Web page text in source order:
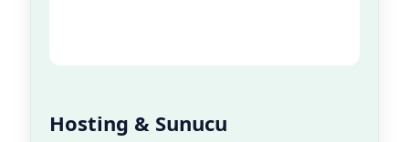
Hosting & Sunucu